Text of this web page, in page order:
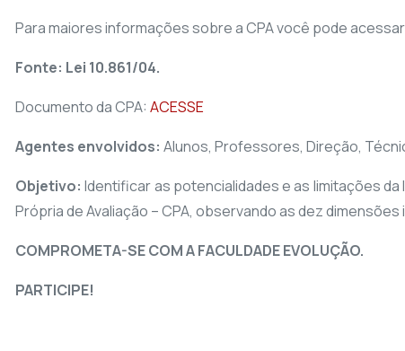
Para maiores informações sobre a CPA você pode
Fonte: Lei 10.861/04.
Documento da CPA: ACESSE
Agentes envolvidos: Alunos, Professores, Direção,
Objetivo:Identificar as potencialidades e as limitações
Própria de Avaliação – CPA, observando as dez dimensões
COMPROMETA-SE COM A FACULDADE EVOLUÇÃO.
PARTICIPE!